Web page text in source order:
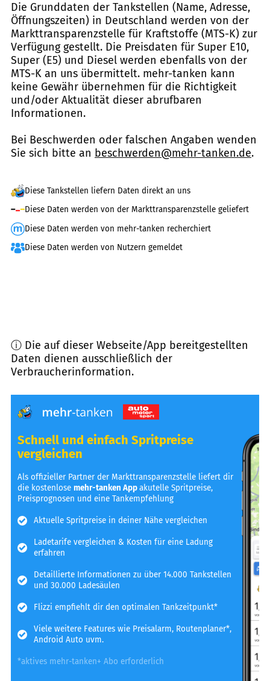
Die Grunddaten der Tankstellen (Name, Adresse,
Öffnungszeiten) in Deutschland werden von der
Markttransparenzstelle für Kraftstoffe (MTS-K) zur
Verfügung gestellt. Die Preisdaten für Super E10,
Super (E5) und Diesel werden ebenfalls von der
MTS-K an uns übermittelt. mehr-tanken kann
keine Gewähr übernehmen für die Richtigkeit
und/oder Aktualität dieser abrufbaren
Informationen.
Bei Beschwerden oder falschen Angaben wenden
Sie sich bitte an beschwerden@mehr-tanken.de.
Diese Tankstellen liefern Daten direkt an uns
Diese Daten werden von der Markttransparenzstelle geliefert
Diese Daten werden von mehr-tanken recherchiert
Diese Daten werden von Nutzern gemeldet
ⓘ Die auf dieser Webseite/App bereitgestellten
Daten dienen ausschließlich der
Verbraucherinformation.
Schnell und einfach Spritpreise
vergleichen
Als offizieller Partner der Markttransparenzstelle liefert dir
die kostenlosemehr-tanken Appakutelle Spritpreise,
Preisprognosen und eine Tankempfehlung
Aktuelle Spritpreise in deiner Nähe vergleichen
Ladetarife vergleichen & Kosten für eine Ladung
erfahren
Detaillierte Informationen zu über 14.000 Tankstellen
und 30.000 Ladesäulen
Flizzi empfiehlt dir den optimalen Tankzeitpunkt*
Viele weitere Features wie Preisalarm, Routenplaner*,
Android Auto uvm.
*aktives mehr-tanken+ Abo erforderlich